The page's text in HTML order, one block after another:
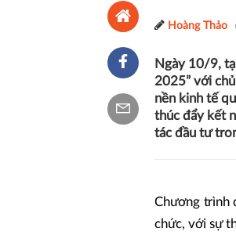
Hoàng Thảo
Ngày 10/9,
2025” với
nền kinh tế
thúc đẩy kết
tác đầu tư
Chương trình
chức, với sự